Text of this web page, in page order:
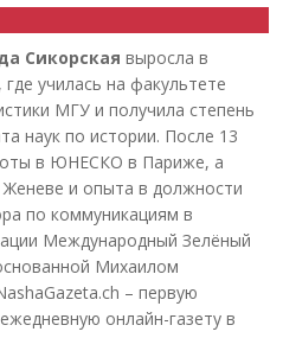
Сикорская выросла в
училась на факультете
МГУ и получила степень
наук по истории. После 13
в ЮНЕСКО в Париже, а
Женеве и опыта в должности
по коммуникациям в
Международный Зелёный
Михаилом
– первую
онлайн-газету в